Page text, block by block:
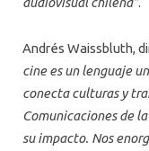
Andrés Waissbluth,
cine es un lenguaje
conecta culturas y
Comunicaciones de
su impacto. Nos